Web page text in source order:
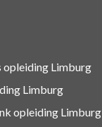
opleiding Limburg
Limburg
opleiding Limburg